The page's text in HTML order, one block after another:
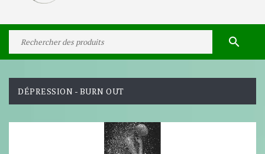

DÉPRESSION - BURN OUT